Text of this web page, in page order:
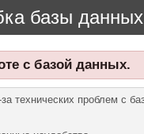
базы данных
с базой данных.
технических проблем с